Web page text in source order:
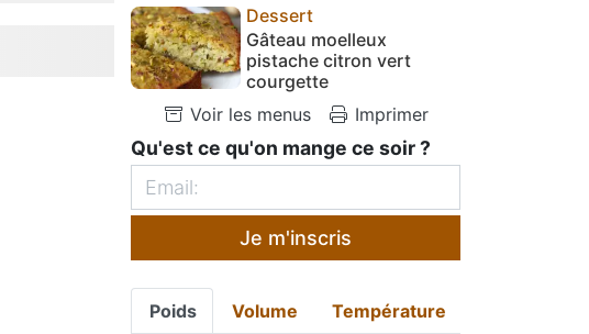
Dessert
Gâteau moelleux
pistache citron vert
courgette
Voir les menus
Imprimer
Qu'est ce qu'on mange ce soir ?
Je m'inscris
Poids Volume Température